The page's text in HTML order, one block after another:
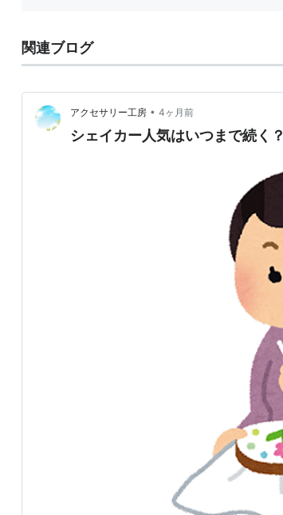
関連ブログ
アクセサリー工房 • 4ヶ月前
シェイカー人気はいつまで続く？